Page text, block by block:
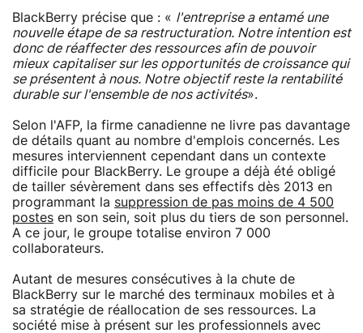
BlackBerry précise que : « l'entreprise a entamé une
nouvelle étape de sa restructuration. Notre intention est
donc de réaffecter des ressources afin de pouvoir
mieux capitaliser sur les opportunités de croissance qui
se présentent à nous. Notre objectif reste la rentabilité
durable sur l'ensemble de nos activités».
Selon l'AFP, la firme canadienne ne livre pas davantage
de détails quant au nombre d'emplois concernés. Les
mesures interviennent cependant dans un contexte
difficile pour BlackBerry. Le groupe a déjà été obligé
de tailler sévèrement dans ses effectifs dès 2013 en
programmant la suppression de pas moins de 4 500
postes en son sein, soit plus du tiers de son personnel.
A ce jour, le groupe totalise environ 7 000
collaborateurs.
Autant de mesures consécutives à la chute de
BlackBerry sur le marché des terminaux mobiles et à
sa stratégie de réallocation de ses ressources. La
société mise à présent sur les professionnels avec